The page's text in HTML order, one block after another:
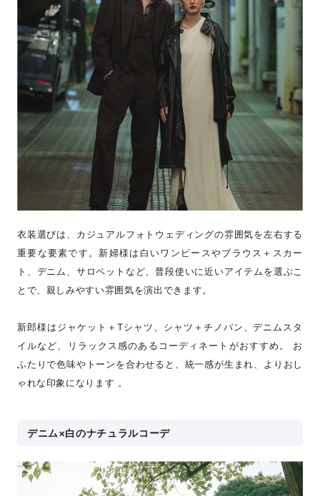
衣装選びは、カジュアルフォトウェディングの雰囲気を左右する
重要な要素です。新婦様は白いワンピースやブラウス＋スカー
ト、デニム、サロペットなど、普段使いに近いアイテムを選ぶこ
とで、親しみやすい雰囲気を演出できます。
新郎様はジャケット＋Tシャツ、シャツ＋チノパン、デニムスタ
イルなど、リラックス感のあるコーディネートがおすすめ。 お
ふたりで色味やトーンを合わせると、統一感が生まれ、よりおし
ゃれな印象になります 。
デニム×白のナチュラルコーデ